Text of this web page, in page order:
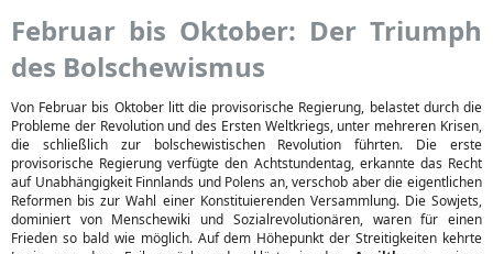
Februar bis Oktober: Der Triumph
des Bolschewismus
Von Februar bis Oktober litt die provisorische Regierung, belastet durch die
Probleme der Revolution und des Ersten Weltkriegs, unter mehreren Krisen,
die schließlich zur bolschewistischen Revolution führten. Die erste
provisorische Regierung verfügte den Achtstundentag, erkannte das Recht
auf Unabhängigkeit Finnlands und Polens an, verschob aber die eigentlichen
Reformen bis zur Wahl einer Konstituierenden Versammlung. Die Sowjets,
dominiert von Menschewiki und Sozialrevolutionären, waren für einen
Frieden so bald wie möglich. Auf dem Höhepunkt der Streitigkeiten kehrte